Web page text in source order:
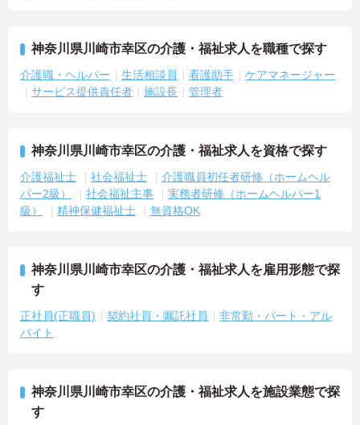
神奈川県川崎市幸区の介護・福祉求人を職種で探す
介護職・ヘルパー 生活相談員 看護助手
ケアマネージャー
サービス提供責任者
施設長 管理者
神奈川県川崎市幸区の介護・福祉求人を資格で探す
介護福祉士 社会福祉士
介護職員初任者研修（ホームヘル
パー2級）
社会福祉主事
実務者研修（ホームヘルパー1
級）
精神保健福祉士 無資格OK
神奈川県川崎市幸区の介護・福祉求人を雇用形態で探
す
正社員(正職員) 契約社員・嘱託社員
非常勤・パート・アル
バイト
神奈川県川崎市幸区の介護・福祉求人を施設業態で探
す